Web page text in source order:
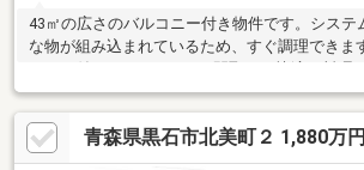
43㎡の広さのバルコニー付き物件です。システ
な物が組み込まれているため、すぐ調理できま
にもオススメです。プランターを用いた家庭菜
ちらの物件は中古戸建物件です。キッチンに窓
入れ替えができてスッキリ。共同住宅付き・木
46坪二階44坪・築30年・2DK×6世帯
青森県黒石市北美町２ 1,880万